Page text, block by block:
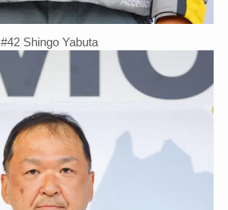
#42 Shingo Yabuta